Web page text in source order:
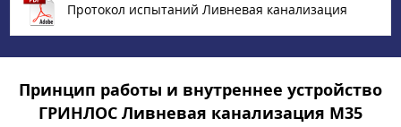
Протокол испытаний Ливневая канализация
Принцип работы и внутреннее устройство
ГРИНЛОС Ливневая канализация М35